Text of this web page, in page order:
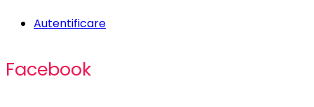
Autentificare
Facebook